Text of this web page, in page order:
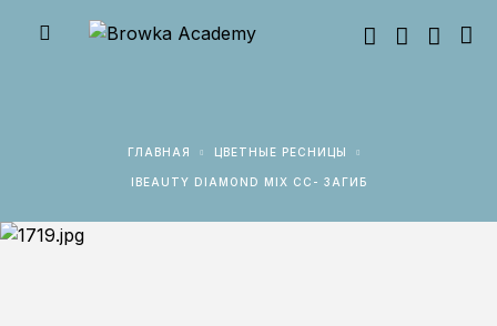
ГЛАВНАЯ ЦВЕТНЫЕ РЕСНИЦЫ
IBEAUTY DIAMOND MIX CC- ЗАГИБ